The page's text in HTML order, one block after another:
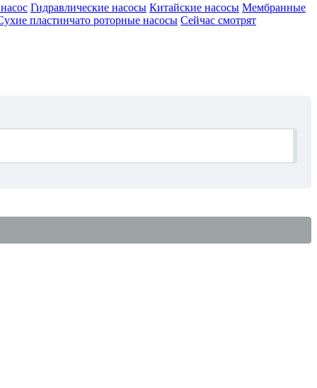
Гидравлические насосы Китайские насосы Мембранные
пластинчато роторные насосы Сейчас смотрят